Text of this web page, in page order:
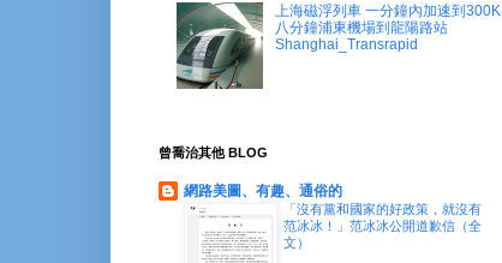
上海磁浮列車 一分鐘內加速到
八分鐘浦東機場到龍陽路站
Shanghai_Transrapid
曾喬治其他 BLOG
網路美圖、有趣、通俗的
「沒有黨和國家的好政策，就沒有
范冰冰！」范冰冰公開道歉信（全
文）